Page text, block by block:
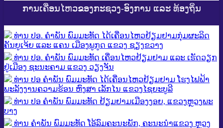
ການເຄື່ອນໄຫວຂອງກະຊວງ-ອົງການ ແລະ ທ້ອງຖິ່ນ
ທ່ານ ປອ. ຄຳພັນ ພົມມະທັດ ໄດ້ເຄື່ອນໄຫວຢ້ຽມຢາມກຸ່ມຜະລິດ
ຄັນຍູເຈ້ຍ ແລະ ແຄນ ເມືອງພູກູດ ແຂວງ ຊຽງຂວາງ
ທ່ານ ປອ. ຄຳພັນ ພົມມະທັດ ເຄື່ອນໄຫວຢ້ຽມຢາມ ແລະ ເຮັດວຽກ
ຢູ່ເມືອງ ຊະນະຄາມ ແຂວງ ວຽງຈັນ
ທ່ານ ປອ ຄຳພັນ ພົມມະທັດ ໄດ້ເຄື່ອນໄຫວຢ້ຽມຢາມ ໂຮງໄຟຟ້າ
ພະລັງງານຄວາມຮ້ອນ ຫົງສາ ເລັກໄນ ແຂວງໄຊຍະບູລີ
ທ່ານ ປອ ຄໍາພັນ ພົມມະທັດ ຢ້ຽມຢາມເມືອງງອຍ, ແຂວງຫຼວງພະ
ບາງ
ທ່ານ ຄຳພັນ ພົມມະທັດ ໂອ້ລົມຄະນະພັກ, ຄະນະນຳແຂວງ ຫຼວງ